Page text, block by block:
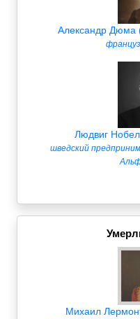
Александр Дюма
Людвиг
шведский
Михаил